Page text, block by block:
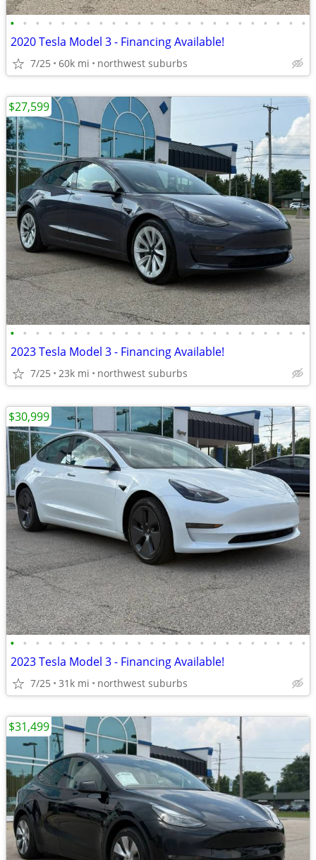
• • • • • • • • • • • • • • • • • • • • • • • •
2020 Tesla Model 3 - Financing Available!
7/25 60k mi northwest suburbs
• • • • • • • • • • • • • • • • • • • • • • • •
2023 Tesla Model 3 - Financing Available!
7/25 23k mi northwest suburbs
$27,599
• • • • • • • • • • • • • • • • • • • • • • • •
2023 Tesla Model 3 - Financing Available!
7/25 31k mi northwest suburbs
$30,999
$31,499